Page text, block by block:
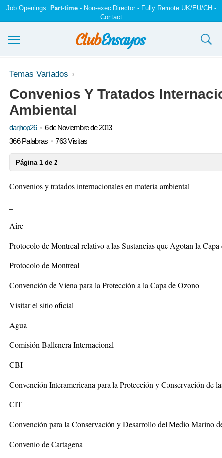
Job Openings: Part-time- Non-exec Director- Fully Remote UK/EU/CH -
Contact
Ensayos y trabajos
Registrarse
Iniciar sesión
Temas Variados
Convenios Y Tratados
Ambiental
darjhop26
6 de Noviembre de 2013
366 Palabras
763 Visitas
Página 1 de 2
Convenios y tratados internacionales en materia ambiental
Aire
Protocolo de Montreal relativo a las Sustancias que Agotan la Capa
Protocolo de Montreal
Convención de Viena para la Protección a la Capa de Ozono
Visitar el sitio oficial
Agua
Comisión Ballenera Internacional
CBI
Convención Interamericana para la Protección y Conservación de
CIT
Convención para la Conservación y Desarrollo del Medio Marino
Convenio de Cartagena